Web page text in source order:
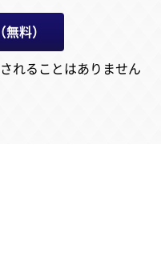
料）
れることはありません